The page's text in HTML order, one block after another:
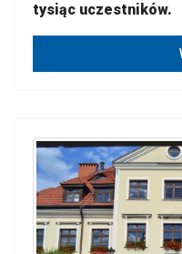
tysiąc uczestników.